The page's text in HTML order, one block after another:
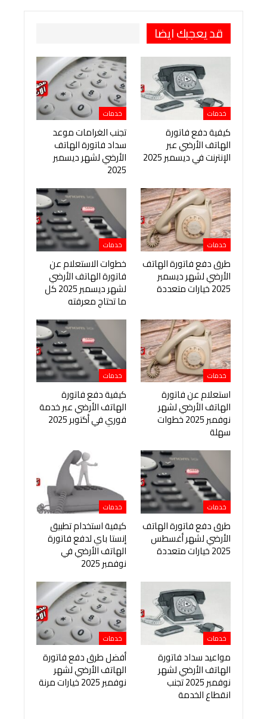
قد يعجبك ايضا
خدمات
كيفية دفع فاتورة
الهاتف الأرضي عبر
الإنترنت في ديسمبر 2025
خدمات
تجنب الغرامات موعد
سداد فاتورة الهاتف
الأرضي لشهر ديسمبر
2025
خدمات
طرق دفع فاتورة الهاتف
الأرضي لشهر ديسمبر
2025 خيارات متعددة
خدمات
خطوات الاستعلام عن
فاتورة الهاتف الأرضي
لشهر ديسمبر 2025 كل
ما تحتاج معرفته
خدمات
استعلام عن فاتورة
الهاتف الأرضي لشهر
نوفمبر 2025 خطوات
سهلة
خدمات
كيفية دفع فاتورة
الهاتف الأرضي عبر خدمة
فوري في أكتوبر 2025
خدمات
طرق دفع فاتورة الهاتف
الأرضي لشهر أغسطس
2025 خيارات متعددة
خدمات
كيفية استخدام تطبيق
إنستا باي لدفع فاتورة
الهاتف الأرضي في
نوفمبر 2025
خدمات
مواعيد سداد فاتورة
الهاتف الأرضي لشهر
نوفمبر 2025 تجنب
انقطاع الخدمة
خدمات
أفضل طرق دفع فاتورة
الهاتف الأرضي لشهر
نوفمبر 2025 خيارات مرنة